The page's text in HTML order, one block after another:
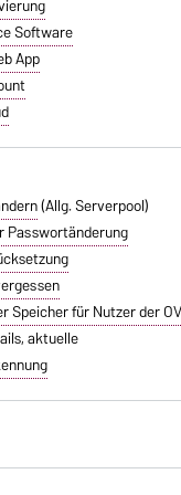
Software
App
(Allg. Serverpool)
Passwortänderung
Speicher für Nutzer der
, aktuelle